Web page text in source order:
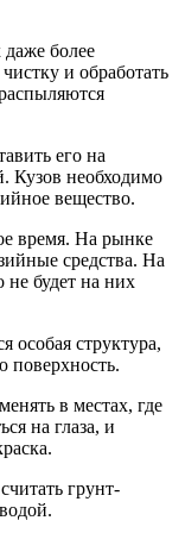
даже более
и обработать
его на
Кузов необходимо
вещество.
время. На рынке
средства. На
не будет на них
особая структура,
поверхность.
в местах, где
на глаза, и
грунт-